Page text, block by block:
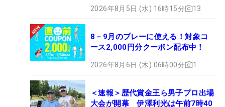
2026年8月5日 (水) 16時15分 13
8－9月のプレーに使える！対象コ
ース2,000円分クーポン配布中！
2026年8月6日 (木) 06時00分 1
＜速報＞歴代賞金王ら男子プロ出場
大会が開幕 伊澤利光は午前7時40